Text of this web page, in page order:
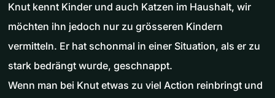
Knut kennt Kinder und auch Katzen im Haushalt, wir
möchten ihn jedoch nur zu grösseren Kindern
vermitteln. Er hat schonmal in einer Situation, als er zu
stark bedrängt wurde, geschnappt.
Wenn man bei Knut etwas zu viel Action reinbringt und